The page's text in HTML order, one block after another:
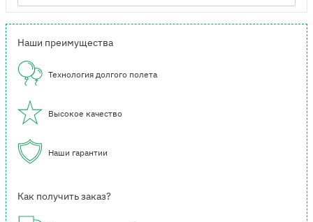
Наши преимущества
Технология долгого полета
Высокое качество
Наши гарантии
Как получить заказ?